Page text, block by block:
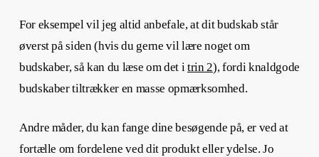
For eksempel vil jeg altid anbefale, at dit budskab står
øverst på siden (hvis du gerne vil lære noget om
budskaber, så kan du læse om det i trin 2), fordi knaldgode
budskaber tiltrækker en masse opmærksomhed.
Andre måder, du kan fange dine besøgende på, er ved at
fortælle om fordelene ved dit produkt eller ydelse. Jo